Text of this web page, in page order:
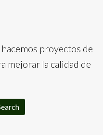
proyectos de
mejorar la calidad de